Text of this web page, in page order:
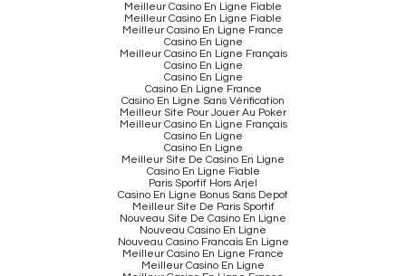
Meilleur Casino En Ligne Fiable
Meilleur Casino En Ligne Fiable
Meilleur Casino En Ligne France
Casino En Ligne
Meilleur Casino En Ligne Français
Casino En Ligne
Casino En Ligne
Casino En Ligne France
Casino En Ligne Sans Vérification
Meilleur Site Pour Jouer Au Poker
Meilleur Casino En Ligne Français
Casino En Ligne
Casino En Ligne
Meilleur Site De Casino En Ligne
Casino En Ligne Fiable
Paris Sportif Hors Arjel
Casino En Ligne Bonus Sans Depot
Meilleur Site De Paris Sportif
Nouveau Site De Casino En Ligne
Nouveau Casino En Ligne
Nouveau Casino Francais En Ligne
Meilleur Casino En Ligne France
Meilleur Casino En Ligne